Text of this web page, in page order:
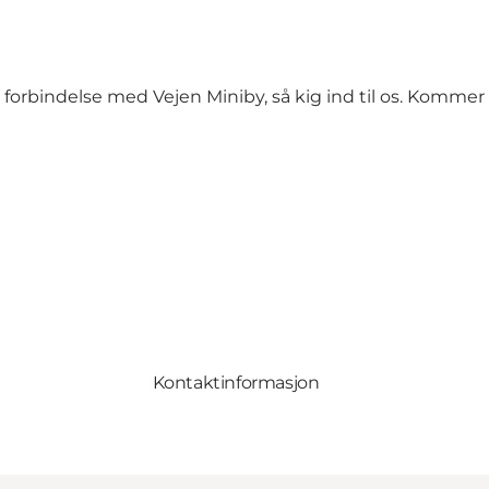
med Vejen Miniby, så kig ind til os.
Kontaktinformasjon